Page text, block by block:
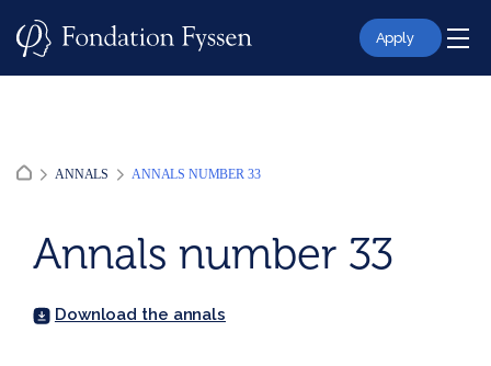
Apply
ANNALS ANNALS NUMBER 33
Annals number 33
Download the annals